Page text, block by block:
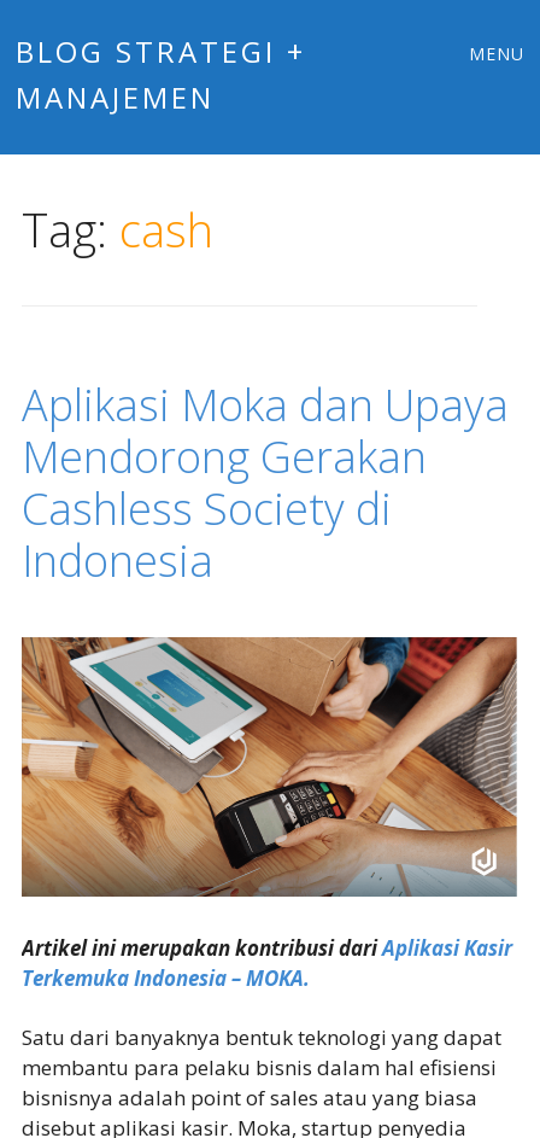
BLOG STRATEGI +
MANAJEMEN
MENU
Tag: cash
Aplikasi Moka dan Upaya
Mendorong Gerakan
Cashless Society di
Indonesia
Artikel ini merupakan kontribusi dariAplikasi Kasir
Terkemuka Indonesia – MOKA.
Satu dari banyaknya bentuk teknologi yang dapat
membantu para pelaku bisnis dalam hal efisiensi
bisnisnya adalah point of sales atau yang biasa
disebut aplikasi kasir. Moka, startup penyedia